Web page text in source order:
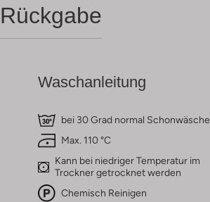
Waschanleitung
bei 30 Grad normal Schonwäsche
Max. 110 °C
Kann bei niedriger Temperatur im
Trockner getrocknet werden
Chemisch Reinigen